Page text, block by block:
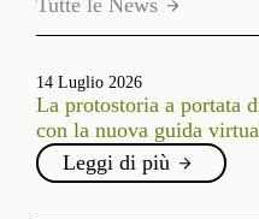
Tutte le News
14 Luglio 2026
La protostoria a portata
con la nuova guida
Leggi di più